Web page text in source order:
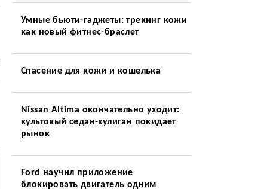
Умные бьюти-гаджеты: трекинг кожи
как новый фитнес-браслет
Спасение для кожи и кошелька
Nissan Altima окончательно уходит:
культовый седан-хулиган покидает
рынок
Ford научил приложение
блокировать двигатель одним